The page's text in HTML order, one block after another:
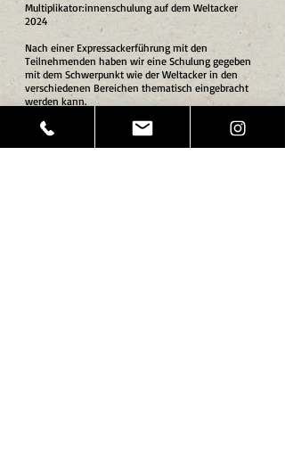
Multiplikator:innenschulung auf dem Weltacker
2024
Nach einer Expressackerführung mit den
Teilnehmenden haben wir eine Schulung gegeben
mit dem Schwerpunkt wie der Weltacker in den
verschiedenen Bereichen thematisch eingebracht
werden kann.
Beispiele für interne Events z.B.